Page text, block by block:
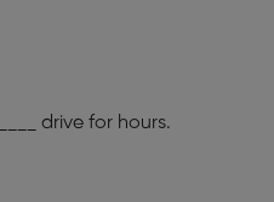
drive for hours.